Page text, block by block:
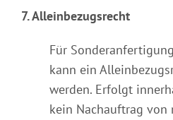
7. Alleinbezugsrecht
Für
kann ein
werden. Erfolgt
kein Nachauftrag von